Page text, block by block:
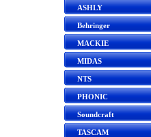
ASHLY
Behringer
MACKIE
MIDAS
NTS
PHONIC
Soundcraft
TASCAM